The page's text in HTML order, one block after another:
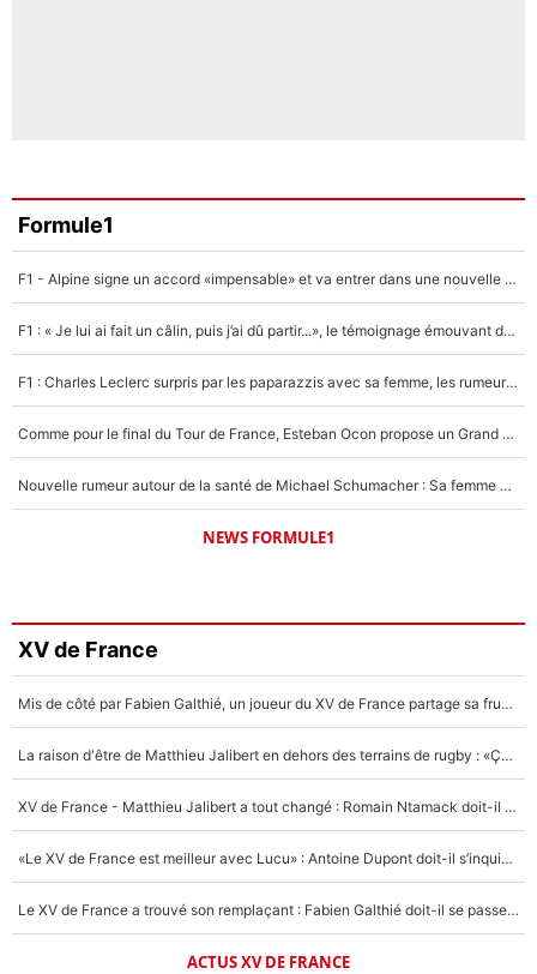
Formule1
F1 - Alpine signe un accord «impensable» et va entrer dans une nouvelle dimension : Grande nouvelle pour Pierre Gasly !
F1 : « Je lui ai fait un câlin, puis j’ai dû partir...», le témoignage émouvant de Max Verstappen sur sa fille
F1 : Charles Leclerc surpris par les paparazzis avec sa femme, les rumeurs étaient vraies !
Comme pour le final du Tour de France, Esteban Ocon propose un Grand Prix de Formule 1 à Paris : «Autour de l’Arc de Triomphe, ce serait génial» !
Nouvelle rumeur autour de la santé de Michael Schumacher : Sa femme Corinna sort du silence
NEWS FORMULE1
XV de France
Mis de côté par Fabien Galthié, un joueur du XV de France partage sa frustration : «ils ne me l’ont pas dit tout de suite»
La raison d'être de Matthieu Jalibert en dehors des terrains de rugby : «Ça m'atteint autant que si tu touches à un membre de ma famille»
XV de France - Matthieu Jalibert a tout changé : Romain Ntamack doit-il s’inquiéter pour sa place à un an de la Coupe du monde ?
«Le XV de France est meilleur avec Lucu» : Antoine Dupont doit-il s’inquiéter pour sa place ?
Le XV de France a trouvé son remplaçant : Fabien Galthié doit-il se passer d'Antoine Dupont ?
ACTUS XV DE FRANCE